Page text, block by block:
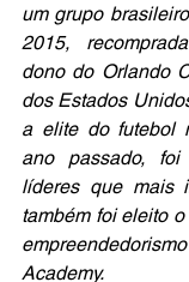
um grupo
2015,
dono do Orlando
dos Estados
a elite do futebol
ano passado,
líderes que mais
também foi eleito
Academy.